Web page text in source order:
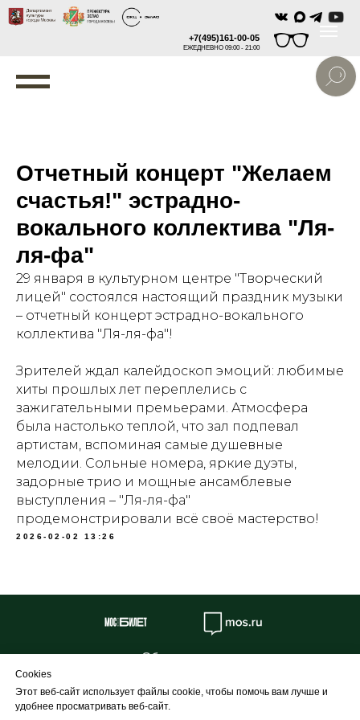
+7(495)161-00-05
ЕЖЕДНЕВНО 09:00 - 21:00
Отчетный концерт "Желаем
счастья!" эстрадно-
вокального коллектива "Ля-
ля-фа"
29 января в культурном центре "Творческий
лицей" состоялся настоящий праздник музыки
– отчетный концерт эстрадно-вокального
коллектива "Ля-ля-фа"!
Зрителей ждал калейдоскоп эмоций: любимые
хиты прошлых лет переплелись с
зажигательными премьерами. Атмосфера
была настолько теплой, что зал подпевал
артистам, вспоминая самые душевные
мелодии. Сольные номера, яркие дуэты,
задорные трио и мощные ансамблевые
выступления – "Ля-ля-фа"
продемонстрировали всё своё мастерство!
2026-02-02 13:26
Об учреждении
Профилактика
Cookies
Этот веб-сайт использует файлы cookie, чтобы помочь вам лучше и
удобнее просматривать веб-сайт.